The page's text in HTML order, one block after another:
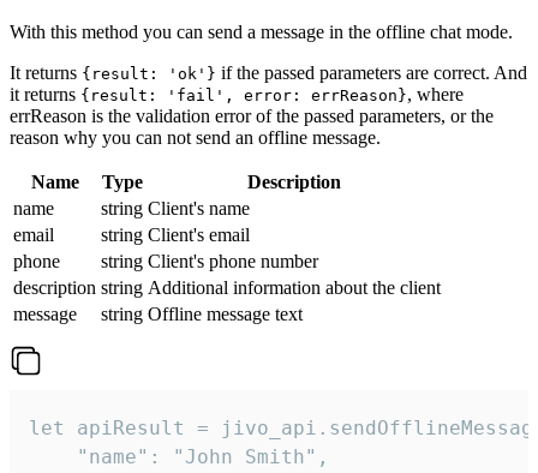
With this method you can send a message in the offline chat mode.
It returns {result: 'ok'} if the passed parameters are correct. And
it returns {result: 'fail', error: errReason}, where
errReason is the validation error of the passed parameters, or the
reason why you can not send an offline message.
Name Type
Description
name
string Client's name
email
string Client's email
phone
string Client's phone number
description string Additional information about the client
message
string Offline message text
let apiResult =
    "name": "John Smith",